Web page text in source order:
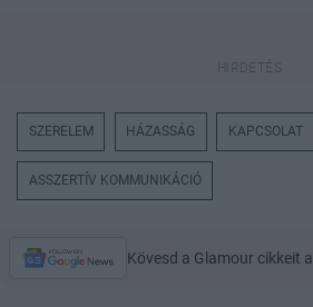
SZERELEM HÁZASSÁG KAPCSOLAT
ASSZERTÍV KOMMUNIKÁCIÓ
Kövesd a Glamour cikkeit a